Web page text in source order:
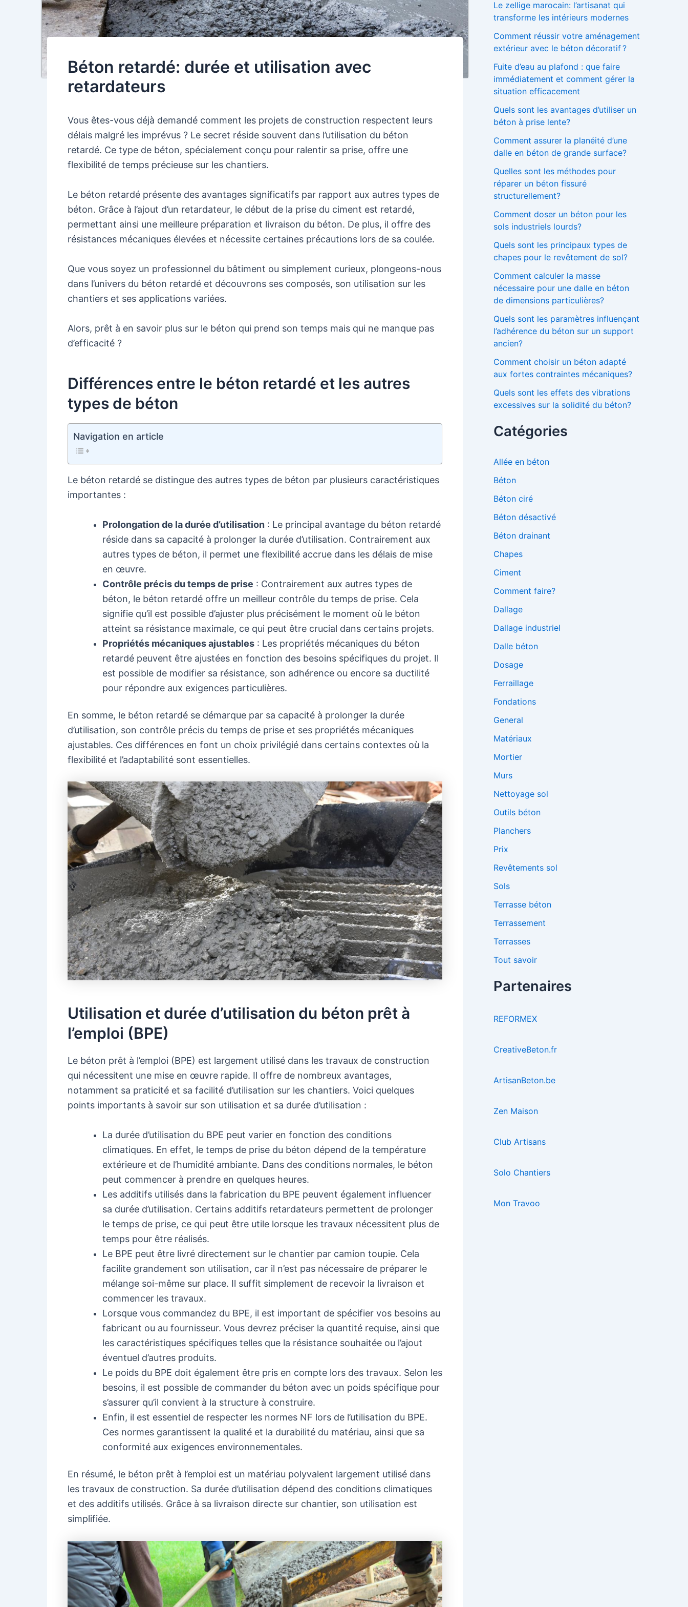
Béton retardé: durée et utilisation avec
retardateurs
Vous êtes-vous déjà demandé comment les projets de construction respectent leurs
délais malgré les imprévus ? Le secret réside souvent dans l’utilisation du béton
retardé. Ce type de béton, spécialement conçu pour ralentir sa prise, offre une
flexibilité de temps précieuse sur les chantiers.
Le béton retardé présente des avantages significatifs par rapport aux autres types de
béton. Grâce à l’ajout d’un retardateur, le début de la prise du ciment est retardé,
permettant ainsi une meilleure préparation et livraison du béton. De plus, il offre des
résistances mécaniques élevées et nécessite certaines précautions lors de sa coulée.
Que vous soyez un professionnel du bâtiment ou simplement curieux, plongeons-nous
dans l’univers du béton retardé et découvrons ses composés, son utilisation sur les
chantiers et ses applications variées.
Alors, prêt à en savoir plus sur le béton qui prend son temps mais qui ne manque pas
d’efficacité ?
Différences entre le béton retardé et les autres
types de béton
Navigation en article
Le béton retardé se distingue des autres types de béton par plusieurs caractéristiques
importantes :
Prolongation de la durée d’utilisation : Le principal avantage du béton retardé
réside dans sa capacité à prolonger la durée d’utilisation. Contrairement aux
autres types de béton, il permet une flexibilité accrue dans les délais de mise
en œuvre.
Contrôle précis du temps de prise : Contrairement aux autres types de
béton, le béton retardé offre un meilleur contrôle du temps de prise. Cela
signifie qu’il est possible d’ajuster plus précisément le moment où le béton
atteint sa résistance maximale, ce qui peut être crucial dans certains projets.
Propriétés mécaniques ajustables : Les propriétés mécaniques du béton
retardé peuvent être ajustées en fonction des besoins spécifiques du projet. Il
est possible de modifier sa résistance, son adhérence ou encore sa ductilité
pour répondre aux exigences particulières.
En somme, le béton retardé se démarque par sa capacité à prolonger la durée
d’utilisation, son contrôle précis du temps de prise et ses propriétés mécaniques
ajustables. Ces différences en font un choix privilégié dans certains contextes où la
flexibilité et l’adaptabilité sont essentielles.
Utilisation et durée d’utilisation du béton prêt à
l’emploi (BPE)
Le béton prêt à l’emploi (BPE) est largement utilisé dans les travaux de construction
qui nécessitent une mise en œuvre rapide. Il offre de nombreux avantages,
notamment sa praticité et sa facilité d’utilisation sur les chantiers. Voici quelques
points importants à savoir sur son utilisation et sa durée d’utilisation :
La durée d’utilisation du BPE peut varier en fonction des conditions
climatiques. En effet, le temps de prise du béton dépend de la température
extérieure et de l’humidité ambiante. Dans des conditions normales, le béton
peut commencer à prendre en quelques heures.
Les additifs utilisés dans la fabrication du BPE peuvent également influencer
sa durée d’utilisation. Certains additifs retardateurs permettent de prolonger
le temps de prise, ce qui peut être utile lorsque les travaux nécessitent plus de
temps pour être réalisés.
Le BPE peut être livré directement sur le chantier par camion toupie. Cela
facilite grandement son utilisation, car il n’est pas nécessaire de préparer le
mélange soi-même sur place. Il suffit simplement de recevoir la livraison et
commencer les travaux.
Lorsque vous commandez du BPE, il est important de spécifier vos besoins au
fabricant ou au fournisseur. Vous devrez préciser la quantité requise, ainsi que
les caractéristiques spécifiques telles que la résistance souhaitée ou l’ajout
éventuel d’autres produits.
Le poids du BPE doit également être pris en compte lors des travaux. Selon les
besoins, il est possible de commander du béton avec un poids spécifique pour
s’assurer qu’il convient à la structure à construire.
Enfin, il est essentiel de respecter les normes NF lors de l’utilisation du BPE.
Ces normes garantissent la qualité et la durabilité du matériau, ainsi que sa
conformité aux exigences environnementales.
En résumé, le béton prêt à l’emploi est un matériau polyvalent largement utilisé dans
les travaux de construction. Sa durée d’utilisation dépend des conditions climatiques
et des additifs utilisés. Grâce à sa livraison directe sur chantier, son utilisation est
simplifiée.
h
e
:
Le zellige marocain: l’artisanat qui
transforme les intérieurs modernes
Comment réussir votre aménagement
extérieur avec le béton décoratif ?
Fuite d’eau au plafond : que faire
immédiatement et comment gérer la
situation efficacement
Quels sont les avantages d’utiliser un
béton à prise lente?
Comment assurer la planéité d’une
dalle en béton de grande surface?
Quelles sont les méthodes pour
réparer un béton fissuré
structurellement?
Comment doser un béton pour les
sols industriels lourds?
Quels sont les principaux types de
chapes pour le revêtement de sol?
Comment calculer la masse
nécessaire pour une dalle en béton
de dimensions particulières?
Quels sont les paramètres influençant
l’adhérence du béton sur un support
ancien?
Comment choisir un béton adapté
aux fortes contraintes mécaniques?
Quels sont les effets des vibrations
excessives sur la solidité du béton?
Catégories
Allée en béton
Béton
Béton ciré
Béton désactivé
Béton drainant
Chapes
Ciment
Comment faire?
Dallage
Dallage industriel
Dalle béton
Dosage
Ferraillage
Fondations
General
Matériaux
Mortier
Murs
Nettoyage sol
Outils béton
Planchers
Prix
Revêtements sol
Sols
Terrasse béton
Terrassement
Terrasses
Tout savoir
Partenaires
REFORMEX
CreativeBeton.fr
ArtisanBeton.be
Zen Maison
Club Artisans
Solo Chantiers
Mon Travoo